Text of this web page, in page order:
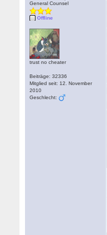
General Counsel
Offline
trust no cheater
Beiträge: 32336
Mitglied seit: 12. November
2010
Geschlecht: